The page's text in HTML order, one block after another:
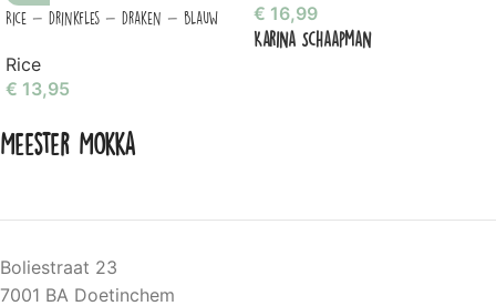
Rice – drinkfles – draken – blauw
Rice
€ 13,95
€ 16,99
Karina Schaapman
Meester Mokka
Boliestraat 23
7001 BA Doetinchem